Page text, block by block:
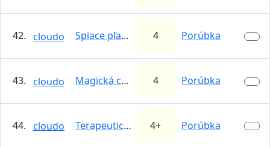
42. cloudo Spiace pľacky 4 Porúbka
43. cloudo Magická cesta 4 Porúbka
44. cloudo Terapeutická 4+ Porúbka